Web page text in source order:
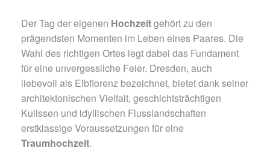
Der Tag der eigenen Hochzeitgehört zu den
prägendsten Momenten im Leben eines Paares. Die
Wahl des richtigen Ortes legt dabei das Fundament
für eine unvergessliche Feier. Dresden, auch
liebevoll als Elbflorenz bezeichnet, bietet dank seiner
architektonischen Vielfalt, geschichtsträchtigen
Kulissen und idyllischen Flusslandschaften
erstklassige Voraussetzungen für eine
Traumhochzeit.